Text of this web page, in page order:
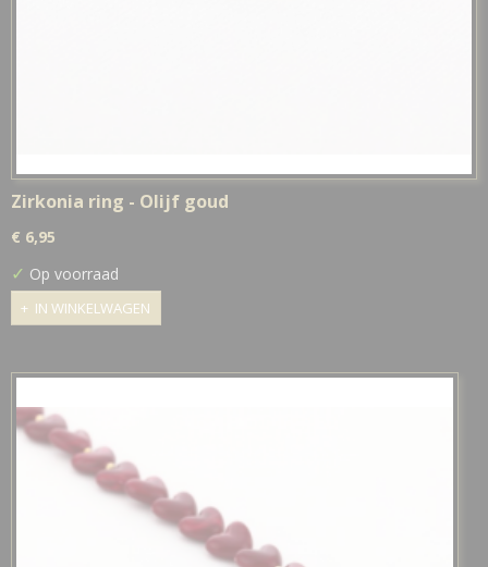
Zirkonia ring - Olijf goud
€ 6,95
✓ Op voorraad
IN WINKELWAGEN